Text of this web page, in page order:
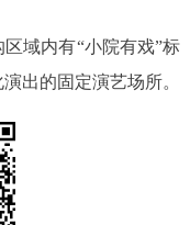
域内有“小院有戏”标
出的固定演艺场所。